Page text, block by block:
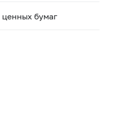
бумаг